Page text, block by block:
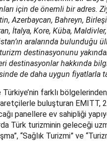
için de önemli bir adres.
Azerbaycan, Bahreyn,
İtalya, Kore, Küba,
aralarında bulunduğu
destinasyonunu
destinasyonlar hakkında
de daha uygun fiyatlarla
Türkiye’nin farklı
buluşturan EMITT,
panellere ev sahipliği
Türk turizminin geleceği
“Sağlık Turizmi” ve